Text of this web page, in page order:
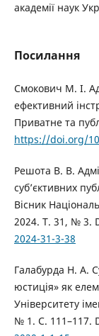
академії наук
Посилання
Смокович М. І.
ефективний
Приватне та
https://doi.org/
Решота В. В.
суб’єктивних
Вісник
2024. Т. 31, № 3.
2024-31-3-38
Галабурда Н. А.
юстиція» як
Університету
№ 1. С. 111–117.